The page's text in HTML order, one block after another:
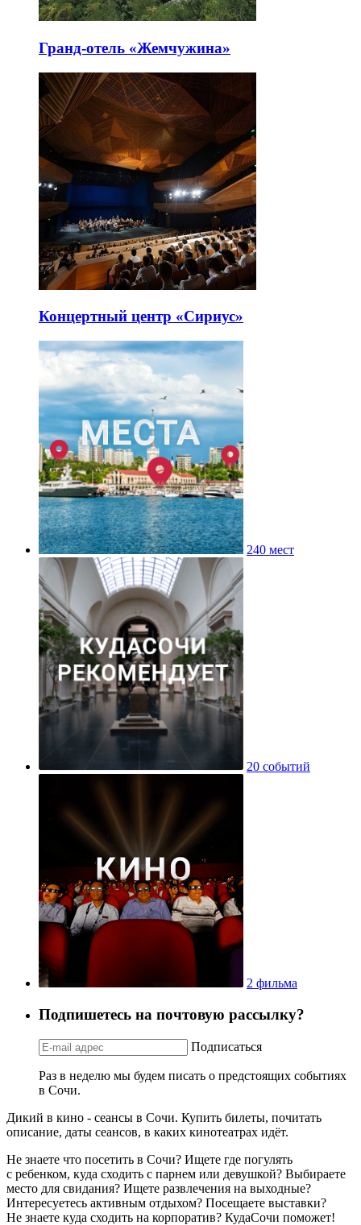
Гранд-отель «Жемчужина»
Концертный центр «Сириус»
240 мест
20 событий
2 фильма
Подпишетесь на почтовую рассылку?
Подписаться
Раз в неделю мы будем писать о предстоящих событиях
в Сочи.
Дикий в кино - сеансы в Сочи. Купить билеты, почитать
описание, даты сеансов, в каких кинотеатрах идёт.
Не знаете что посетить в Сочи? Ищете где погулять
с ребенком, куда сходить с парнем или девушкой? Выбираете
место для свидания? Ищете развлечения на выходные?
Интересуетесь активным отдыхом? Посещаете выставки?
Не знаете куда сходить на корпоратив? КудаСочи поможет!